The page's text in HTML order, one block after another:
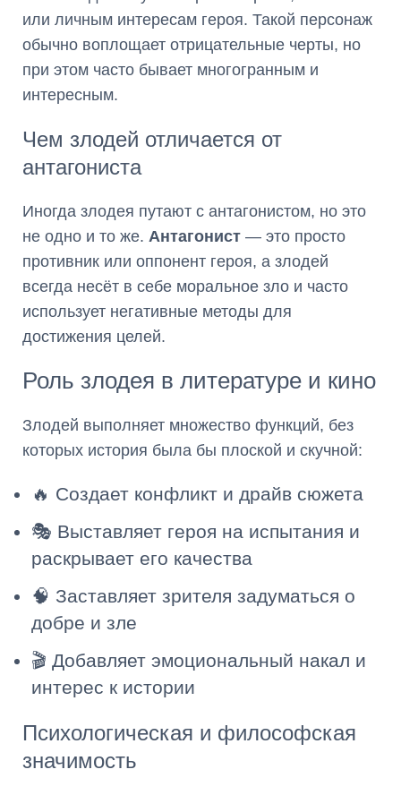
или личным интересам героя. Такой персонаж
обычно воплощает отрицательные черты, но
при этом часто бывает многогранным и
интересным.
Чем злодей отличается от
антагониста
Иногда злодея путают с антагонистом, но это
не одно и то же. Антагонист — это просто
противник или оппонент героя, а злодей
всегда несёт в себе моральное зло и часто
использует негативные методы для
достижения целей.
Роль злодея в литературе и кино
Злодей выполняет множество функций, без
которых история была бы плоской и скучной:
🔥 Создает конфликт и драйв сюжета
🎭 Выставляет героя на испытания и
раскрывает его качества
🧠 Заставляет зрителя задуматься о
добре и зле
🎬 Добавляет эмоциональный накал и
интерес к истории
Психологическая и философская
значимость